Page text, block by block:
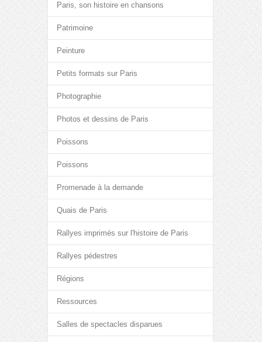
Paris, son histoire en chansons
Patrimoine
Peinture
Petits formats sur Paris
Photographie
Photos et dessins de Paris
Poissons
Poissons
Promenade à la demande
Quais de Paris
Rallyes imprimés sur l'histoire de Paris
Rallyes pédestres
Régions
Ressources
Salles de spectacles disparues